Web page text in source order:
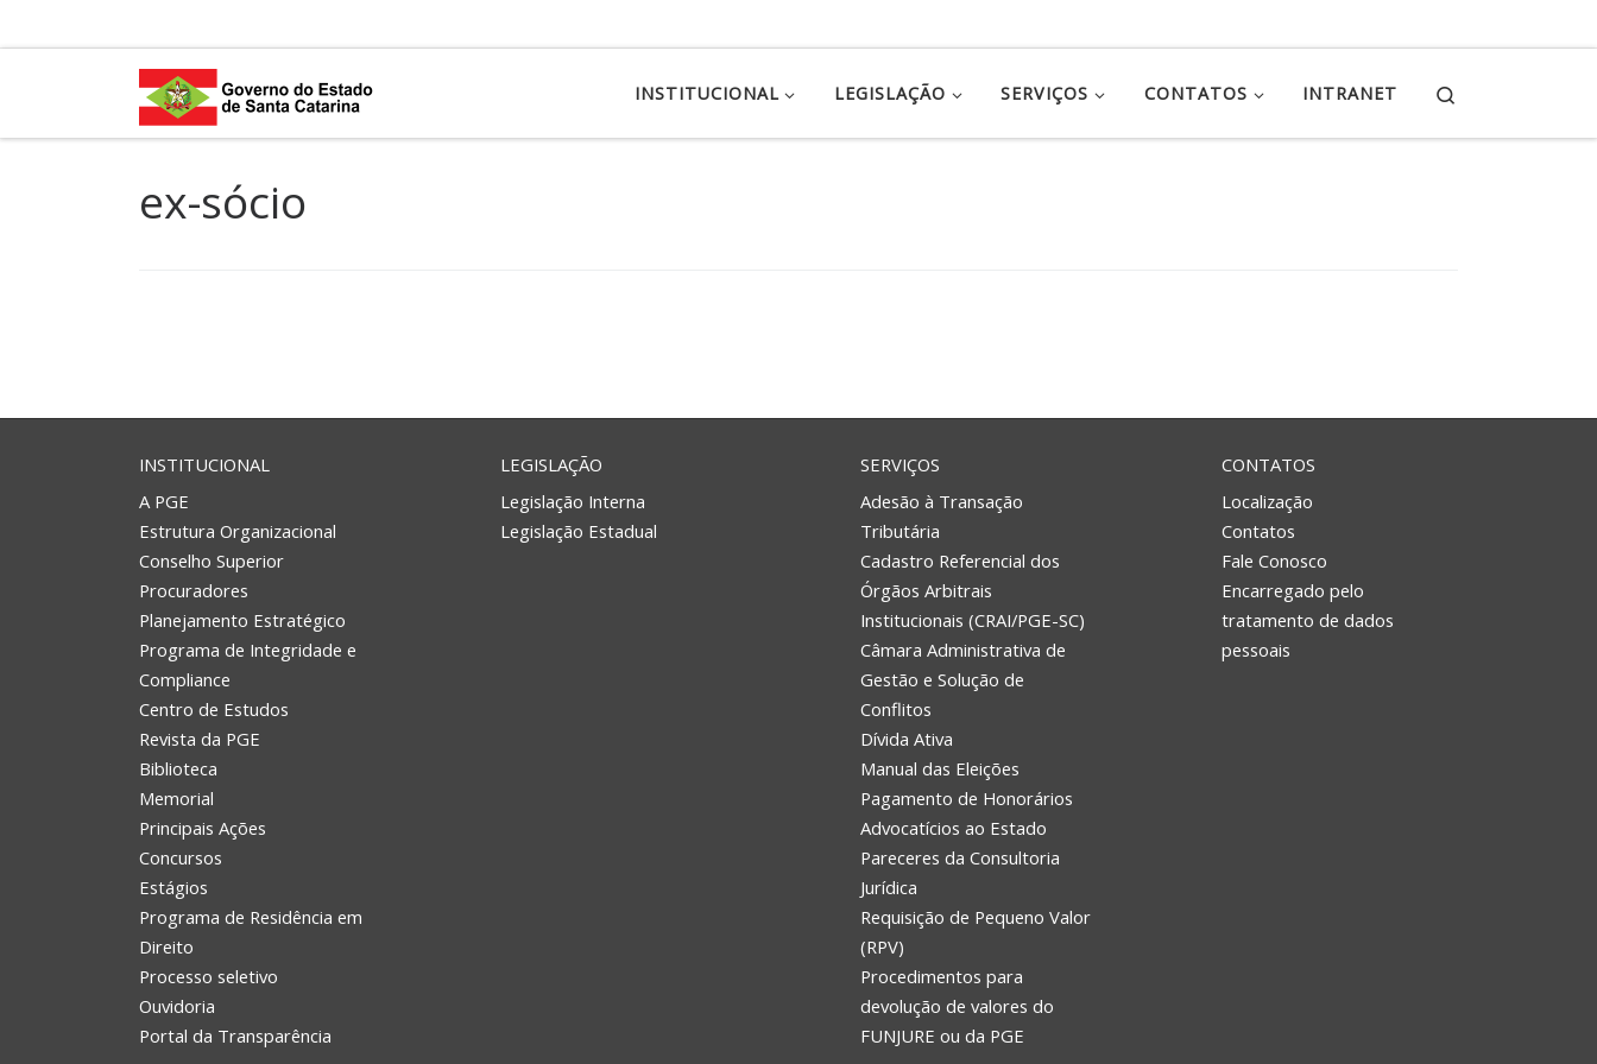
INSTITUCIONAL LEGISLAÇÃO SERVIÇOS CONTATOS INTRANET
ex-sócio
INSTITUCIONAL
A PGE
Estrutura Organizacional
Conselho Superior
Procuradores
Planejamento Estratégico
Programa de Integridade e
Compliance
Centro de Estudos
Revista da PGE
Biblioteca
Memorial
Principais Ações
Concursos
Estágios
Programa de Residência em
Direito
Processo seletivo
Ouvidoria
Portal da Transparência
LEGISLAÇÃO
Legislação Interna
Legislação Estadual
SERVIÇOS
Adesão à Transação
Tributária
Cadastro Referencial dos
Órgãos Arbitrais
Institucionais (CRAI/PGE-SC)
Câmara Administrativa de
Gestão e Solução de
Conflitos
Dívida Ativa
Manual das Eleições
Pagamento de Honorários
Advocatícios ao Estado
Pareceres da Consultoria
Jurídica
Requisição de Pequeno Valor
(RPV)
Procedimentos para
devolução de valores do
FUNJURE ou da PGE
CONTATOS
Localização
Contatos
Fale Conosco
Encarregado pelo
tratamento de dados
pessoais